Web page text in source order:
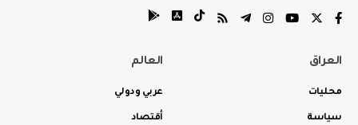
العراق
محليات
سياسة
العالم
عربي ودولي
أقتصاد